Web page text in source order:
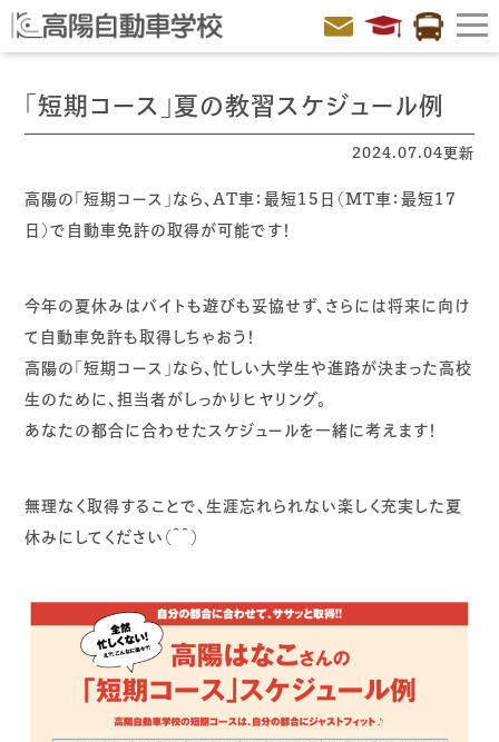
「短期コース」夏の教習スケジュール例
2024.07.04更新
高陽の「短期コース」なら、AT車：最短15日（MT車：最短17
日）で自動車免許の取得が可能です！
今年の夏休みはバイトも遊びも妥協せず、さらには将来に向け
て自動車免許も取得しちゃおう！
高陽の「短期コース」なら、忙しい大学生や進路が決まった高校
生のために、担当者がしっかりヒヤリング。
あなたの都合に合わせたスケジュールを一緒に考えます！
無理なく取得することで、生涯忘れられない楽しく充実した夏
休みにしてください（＾＾）